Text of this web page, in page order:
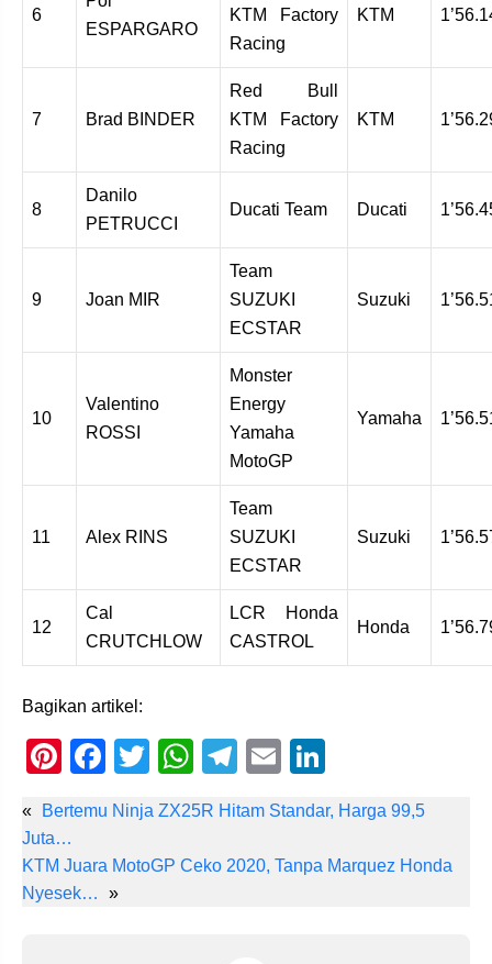
6
ESPARGARO
KTM Factory
Racing
KTM
7 Brad BINDER
Red Bull
KTM Factory
Racing
KTM
8
Danilo
PETRUCCI
Ducati Team Ducati
9 Joan MIR
Team
SUZUKI
ECSTAR
Suzuki
10
Valentino
ROSSI
Monster
Energy
Yamaha
MotoGP
Yamaha
11 Alex RINS
Team
SUZUKI
ECSTAR
Suzuki
12
Cal
CRUTCHLOW
LCR Honda
CASTROL
Honda
Bagikan artikel:
Pi
er
e
st
F
c
e
b
T
tt
er
W
at
s
T
e
gr
E
ail k
e
«
Bertemu Ninja ZX25R Hitam Standar, Harga 99,5
Juta…
KTM Juara MotoGP Ceko 2020, Tanpa Marquez Honda
Nyesek…
»